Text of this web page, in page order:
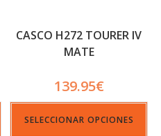
CASCO H272 TOURER IV
MATE
139.95€
SELECCIONAR OPCIONES